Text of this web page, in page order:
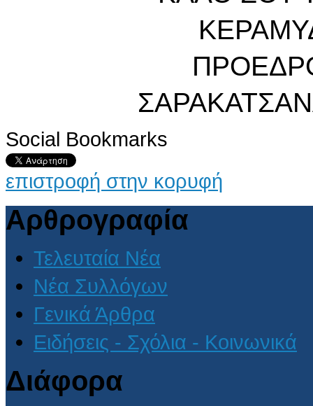
Social Bookmarks
επιστροφή στην κορυφή
Αρθρογραφία
Τελευταία Νέα
Νέα Συλλόγων
Γενικά Άρθρα
Ειδήσεις - Σχόλια - Κοινωνικά
Διάφορα